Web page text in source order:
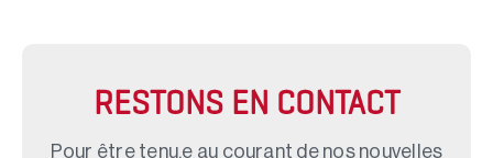
RESTONS EN CONTACT
Pour être tenu.e au courant de nos nouvelles